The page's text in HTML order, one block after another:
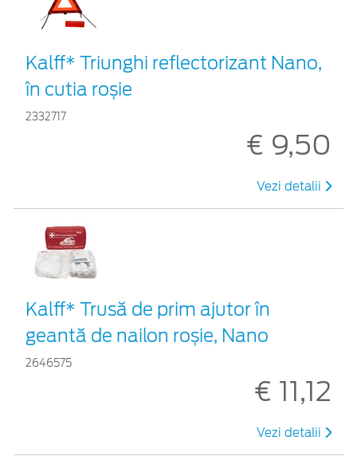
Kalff* Triunghi reflectorizant Nano,
în cutia roșie
2332717
€ 9,50
Vezi detalii
Kalff* Trusă de prim ajutor în
geantă de nailon roșie, Nano
2646575
€ 11,12
Vezi detalii